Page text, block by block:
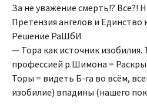
За не уважение смерть!? Все?!
Претензия ангелов и
Решение РаШбИ
— Тора как источник
профессией р.Шимона =
Торы = видеть Б-га во всём,
изобилие) впадины (нашего